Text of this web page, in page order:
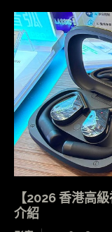
【2026 香港高
介紹